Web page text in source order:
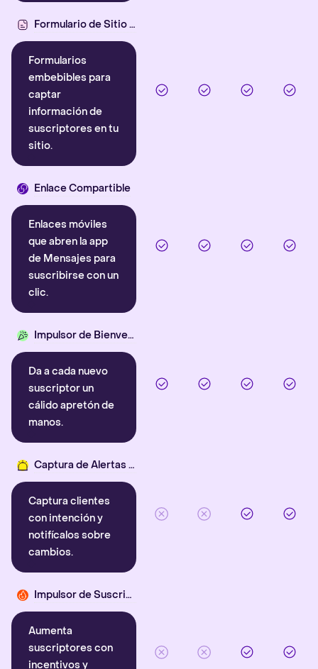
Formulario de Sitio Web
Formularios
embebibles para
captar
información de
suscriptores en tu
sitio.
Enlace Compartible
Enlaces móviles
que abren la app
de Mensajes para
suscribirse con un
clic.
Impulsor de Bienvenida
Da a cada nuevo
suscriptor un
cálido apretón de
manos.
Captura de Alertas Inteligentes
Captura clientes
con intención y
notifícalos sobre
cambios.
Impulsor de Suscriptores
Aumenta
suscriptores con
incentivos y